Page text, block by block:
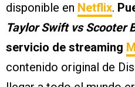
disponible en Netflix.
Taylor Swift vs Scooter
servicio de streaming
contenido original de